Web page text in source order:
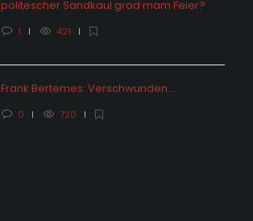
politescher Sandkaul grad mam Feier?
1 421
Frank Bertemes: Verschwunden….
0 720